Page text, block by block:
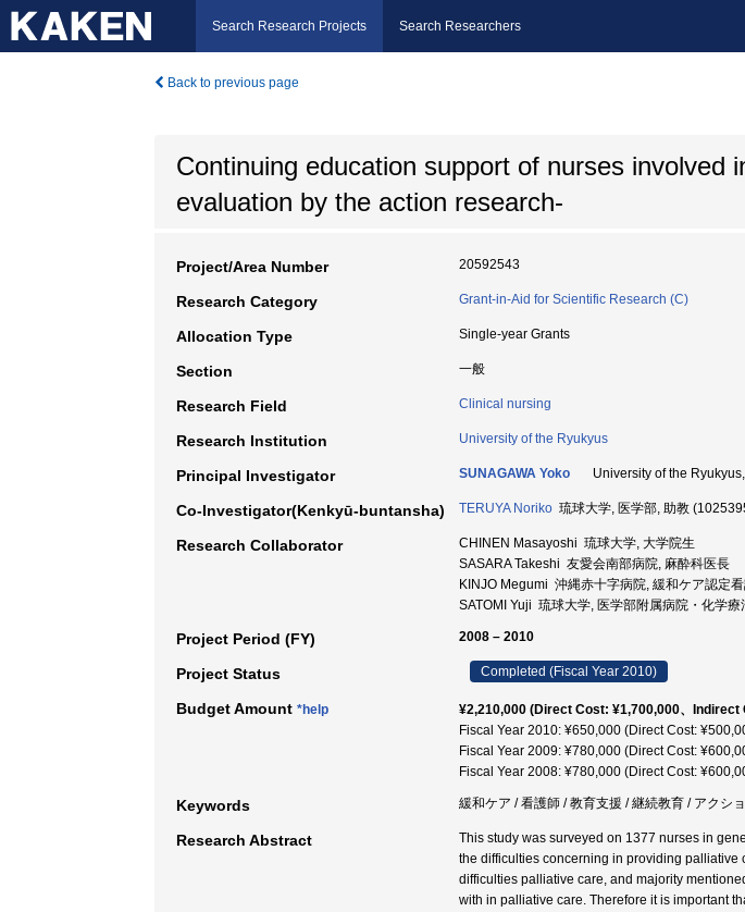
Search Research Projects Search Researchers
Back to previous page
Continuing education support of nurses involved
evaluation by the action research-
Project/Area Number 20592543
Research Category Grant-in-Aid for Scientific Research (C)
Allocation Type Single-year Grants
Section 一般
Research Field Clinical nursing
Research Institution University of the Ryukyus
Principal Investigator SUNAGAWA Yoko University of the
Co-Investigator(Kenkyū-buntansha) TERUYA Noriko 琉球大学, 医学部, 助教
Research Collaborator
CHINEN Masayoshi 琉球大学, 大学院生
SASARA Takeshi 友愛会南部病院, 麻酔科医長
KINJO Megumi 沖縄赤十字病院, 緩和ケア認定
SATOMI Yuji 琉球大学, 医学部附属病院・化学
Project Period (FY) 2008 – 2010
Project Status Completed (Fiscal Year 2010)
Budget Amount *help
¥2,210,000 (Direct Cost: ¥1,700,000、Indirect
Fiscal Year 2010: ¥650,000 (Direct Cost:
Fiscal Year 2009: ¥780,000 (Direct Cost:
Fiscal Year 2008: ¥780,000 (Direct Cost:
Keywords 緩和ケア / 看護師 / 教育支援 / 継続教育 / アクシ
Research Abstract
This study was surveyed on 1377 nurses in
the difficulties concerning in providing palliative
difficulties palliative care, and majority
with in palliative care. Therefore it is important